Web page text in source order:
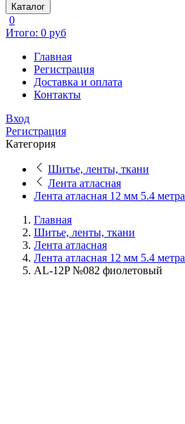
Каталог
0
Итого: 0 руб
Главная
Регистрация
Доставка и оплата
Контакты
Вход
Регистрация
Категория
Шитье, ленты, ткани
Лента атласная
Лента атласная 12 мм 5.4 метра
Главная
Шитье, ленты, ткани
Лента атласная
Лента атласная 12 мм 5.4 метра
AL-12P №082 фиолетовый